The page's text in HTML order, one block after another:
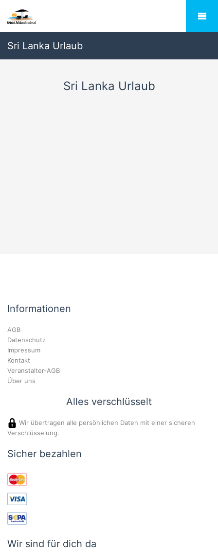
Sri Lanka Urlaub
Sri Lanka Urlaub
Informationen
AGB
Datenschutz
Impressum
Kontakt
Veranstalter-AGB
Über uns
Alles verschlüsselt
Wir übertragen alle persönlichen Daten mit einer sicheren
Verschlüsselung.
Sicher bezahlen
Wir sind für dich da